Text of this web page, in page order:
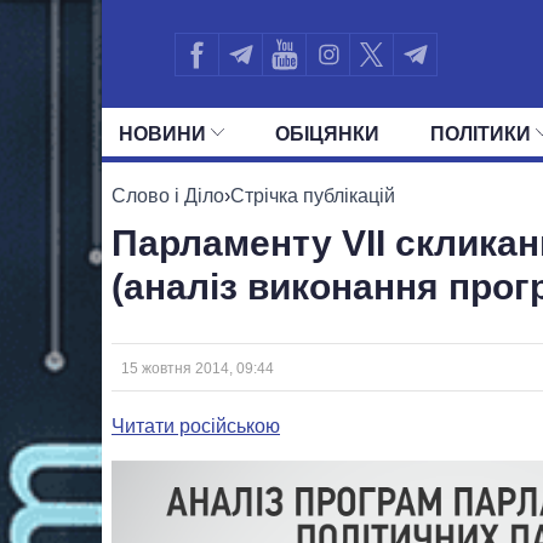
НОВИНИ ОБIЦЯНКИ ПОЛIТИКИ
УСІ ПОЛІТИКИ
Слово і Діло›Стрічка публікацій
Парламенту VII
(аналіз виконання
15 жовтня 2014, 09:44
Читати російською